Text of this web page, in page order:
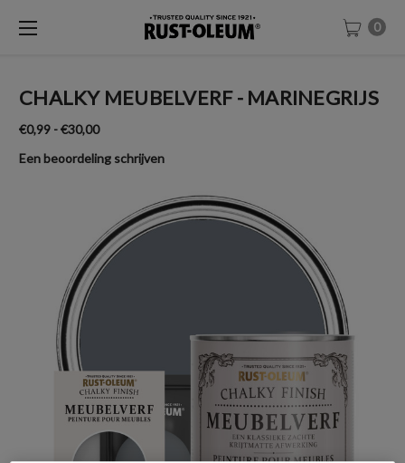
0
CHALKY MEUBELVERF - MARINEGRIJS
€0,99 - €30,00
Een beoordeling schrijven